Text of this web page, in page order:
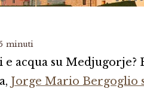
minuti
e acqua su
Jorge Mario Bergoglio